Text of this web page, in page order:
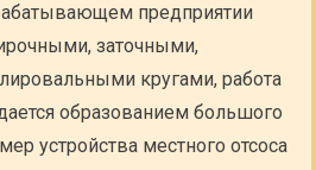
предприятии
заточными,
кругами, работа
образованием большого
устройства местного отсоса